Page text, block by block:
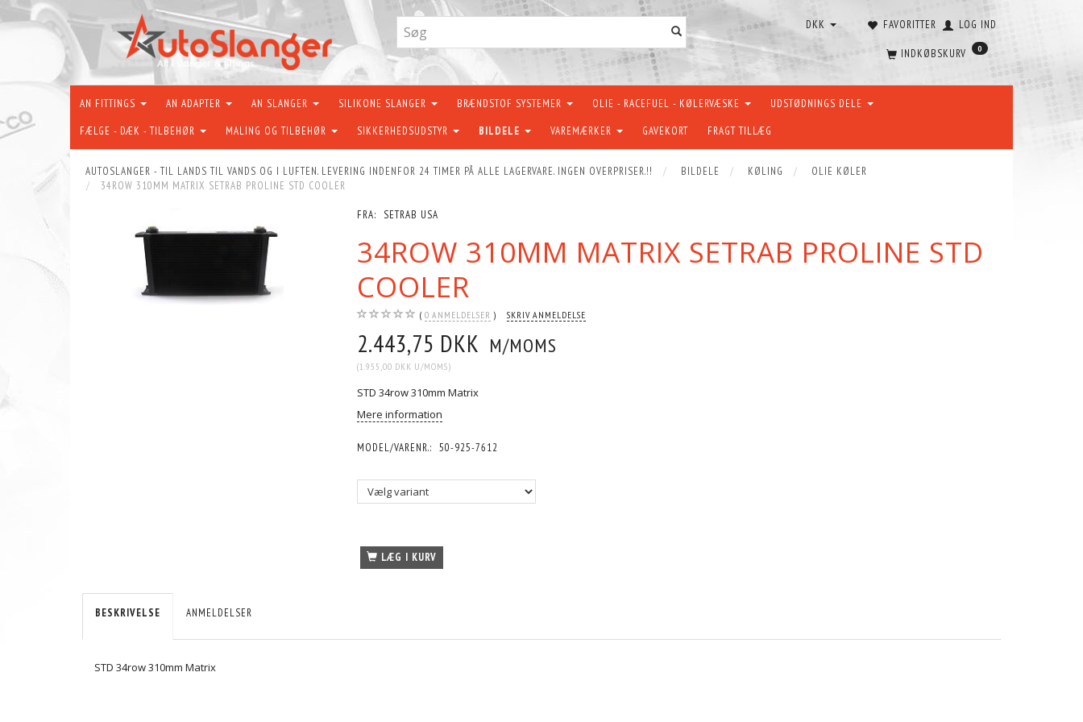
FAVORITTER LOG IND
DKK
INDKØBSKURV 0
AN FITTINGS AN ADAPTER AN SLANGER SILIKONE SLANGER BRÆNDSTOF SYSTEMER OLIE - RACEFUEL - KØLERVÆSKE UDSTØDNINGS DELE
FÆLGE - DÆK - TILBEHØR MALING OG TILBEHØR SIKKERHEDSUDSTYR BILDELE VAREMÆRKER GAVEKORT FRAGT TILLÆG
AUTOSLANGER - TIL LANDS TIL VANDS OG I LUFTEN. LEVERING INDENFOR 24 TIMER PÅ ALLE LAGERVARE. INGEN OVERPRISER.!! BILDELE KØLING
OLIE KØLER
34ROW 310MM MATRIX SETRAB PROLINE STD COOLER
FRA: SETRAB USA
34ROW 310MM MATRIX SETRAB PROLINE STD
COOLER
0 ANMELDELSER SKRIV ANMELDELSE
2.443,75 DKK M/MOMS
(1.955,00 DKK U/MOMS)
STD 34row 310mm Matrix
Mere information
MODEL/VARENR.: 50-925-7612
LÆG I KURV
BESKRIVELSE ANMELDELSER
STD 34row 310mm Matrix